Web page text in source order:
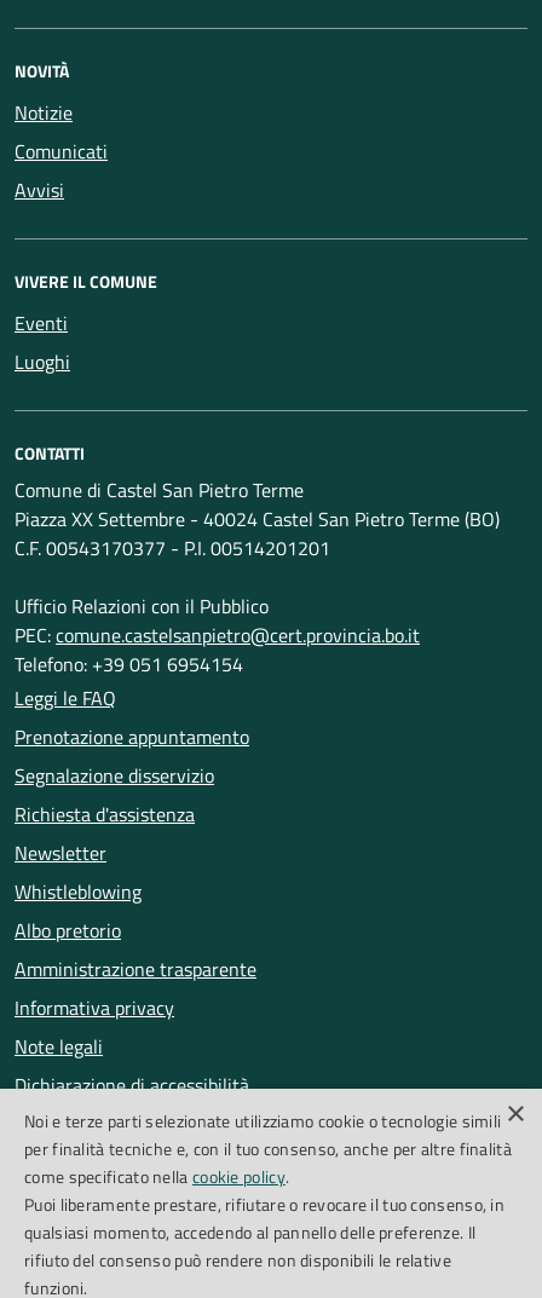
NOVITÀ
Notizie
Comunicati
Avvisi
VIVERE IL COMUNE
Eventi
Luoghi
CONTATTI
Comune di Castel San Pietro Terme
Piazza XX Settembre - 40024 Castel San Pietro Terme (BO)
C.F. 00543170377 - P.I. 00514201201
Ufficio Relazioni con il Pubblico
PEC:comune.castelsanpietro@cert.provincia.bo.it
Telefono: +39 051 6954154
Leggi le FAQ
Prenotazione appuntamento
Segnalazione disservizio
Richiesta d'assistenza
Newsletter
Whistleblowing
Albo pretorio
Amministrazione trasparente
Informativa privacy
Note legali
Dichiarazione di accessibilità
Obiettivi di accessibilità
Segnalazioni accessibilità
SEGUICI SU
×
Noi e terze parti selezionate utilizziamo cookie o tecnologie simili
per finalità tecniche e, con il tuo consenso, anche per altre finalità
come specificato nellacookie policy.
Puoi liberamente prestare, rifiutare o revocare il tuo consenso, in
qualsiasi momento, accedendo al pannello delle preferenze. Il
rifiuto del consenso può rendere non disponibili le relative
funzioni.